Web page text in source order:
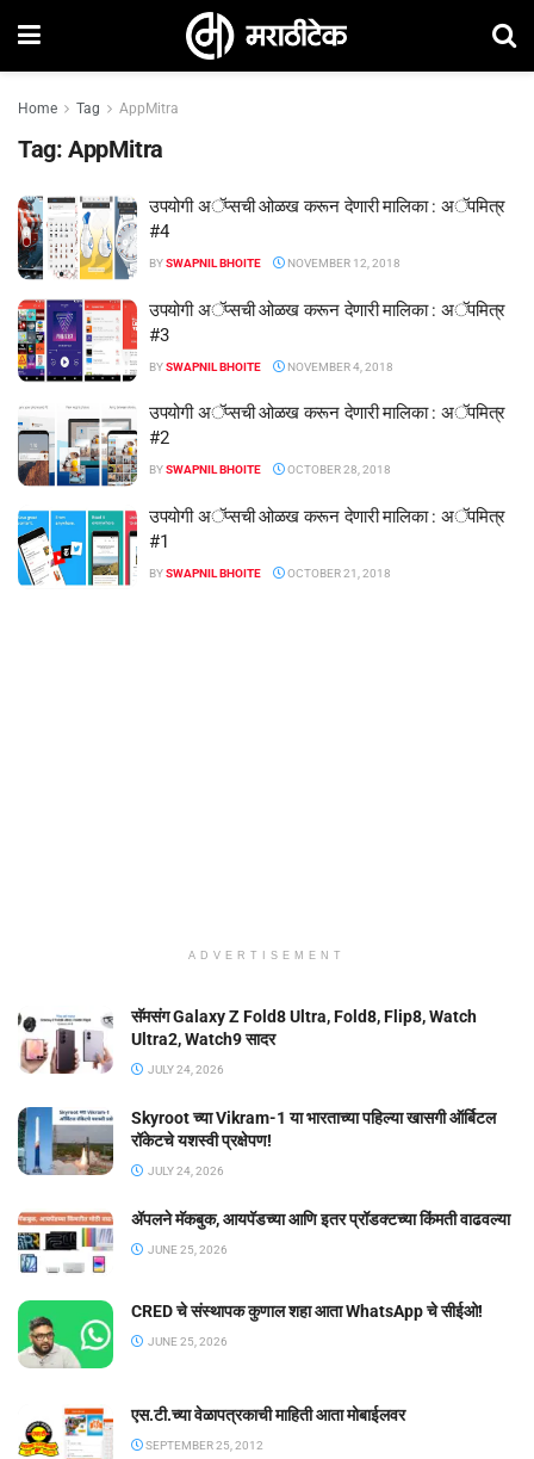
Home Tag AppMitra
Tag: AppMitra
उपयोगी अॅप्सची ओळख करून देणारी मालिका : अॅपमित्र
#4
BYSWAPNIL BHOITE NOVEMBER 12, 2018
उपयोगी अॅप्सची ओळख करून देणारी मालिका : अॅपमित्र
#3
BYSWAPNIL BHOITE NOVEMBER 4, 2018
उपयोगी अॅप्सची ओळख करून देणारी मालिका : अॅपमित्र
#2
BYSWAPNIL BHOITE OCTOBER 28, 2018
उपयोगी अॅप्सची ओळख करून देणारी मालिका : अॅपमित्र
#1
BYSWAPNIL BHOITE OCTOBER 21, 2018
ADVERTISEMENT
सॅमसंग Galaxy Z Fold8 Ultra, Fold8, Flip8, Watch
Ultra2, Watch9 सादर
JULY 24, 2026
Skyroot च्या Vikram-1 या भारताच्या पहिल्या खासगी ऑर्बिटल
रॉकेटचे यशस्वी प्रक्षेपण!
JULY 24, 2026
ॲपलने मॅकबुक, आयपॅडच्या आणि इतर प्रॉडक्टच्या किंमती वाढवल्या
JUNE 25, 2026
CRED चे संस्थापक कुणाल शहा आता WhatsApp चे सीईओ!
JUNE 25, 2026
एस.टी.च्या वेळापत्रकाची माहिती आता मोबाईलवर
SEPTEMBER 25, 2012